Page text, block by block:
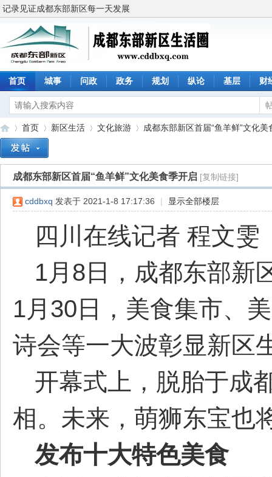
记录见证成都东部新区每一天发展
首页 城事 问政 政务 规划 纵论 基层 财
»
首页
›
新区生活
›
文化旅游
›
成都东部新区首届“鱼羊鲜”文化美
成都东部新区首届“鱼羊鲜”文化美食季开启 [复制链接]
cddbxq 发表于 2021-1-8 17:17:36 | 显示全部楼层
四川在线记者 程文雯
1月8日，成都东部新
1月30日，美食集市、
诗会等一大波彰显新区
开幕式上，脱胎于成
相。未来，萌狮东宝也
发布十大特色美食